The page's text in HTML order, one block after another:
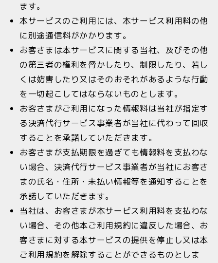
ます。
本サービスのご利用には、本サービス利用料の他
に別途通信料がかかります。
お客さまは本サービスに関する当社、及びその他
の第三者の権利を脅かしたり、制限したり、若し
くは妨害したり又はそのおそれがあるような行動
を一切起こしてはならないものとします。
お客さまがご利用になった情報料は当社が指定す
る決済代行サービス事業者が当社に代わって回収
することを承諾していただきます。
お客さまが支払期限を過ぎても情報料を支払わな
い場合、決済代行サービス事業者が当社にお客さ
まの氏名・住所・未払い情報等を通知することを
承諾していただきます。
当社は、お客さまが本サービス利用料を支払わな
い場合、その他本ご利用規約に違反した場合、お
客さまに対する本サービスの提供を停止し又は本
ご利用規約を解除することができるものとしま